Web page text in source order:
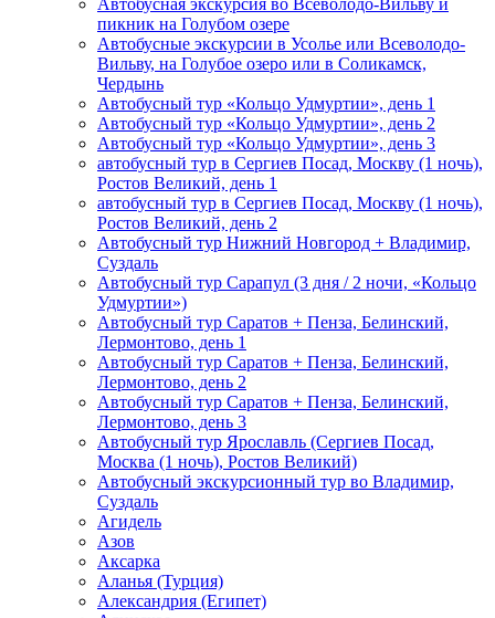
Автобусная экскурсия во Всеволодо-Вильву и
пикник на Голубом озере
Автобусные экскурсии в Усолье или Всеволодо-
Вильву, на Голубое озеро или в Соликамск,
Чердынь
Автобусный тур «Кольцо Удмуртии», день 1
Автобусный тур «Кольцо Удмуртии», день 2
Автобусный тур «Кольцо Удмуртии», день 3
автобусный тур в Сергиев Посад, Москву (1 ночь),
Ростов Великий, день 1
автобусный тур в Сергиев Посад, Москву (1 ночь),
Ростов Великий, день 2
Автобусный тур Нижний Новгород + Владимир,
Суздаль
Автобусный тур Сарапул (3 дня / 2 ночи, «Кольцо
Удмуртии»)
Автобусный тур Саратов + Пенза, Белинский,
Лермонтово, день 1
Автобусный тур Саратов + Пенза, Белинский,
Лермонтово, день 2
Автобусный тур Саратов + Пенза, Белинский,
Лермонтово, день 3
Автобусный тур Ярославль (Сергиев Посад,
Москва (1 ночь), Ростов Великий)
Автобусный экскурсионный тур во Владимир,
Суздаль
Агидель
Азов
Аксарка
Аланья (Турция)
Александрия (Египет)